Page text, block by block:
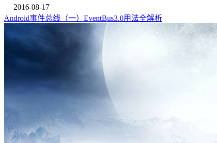
2016-08-17
Android事件总线（一）EventBus3.0用法全解析